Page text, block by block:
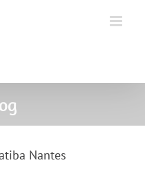
Nantes